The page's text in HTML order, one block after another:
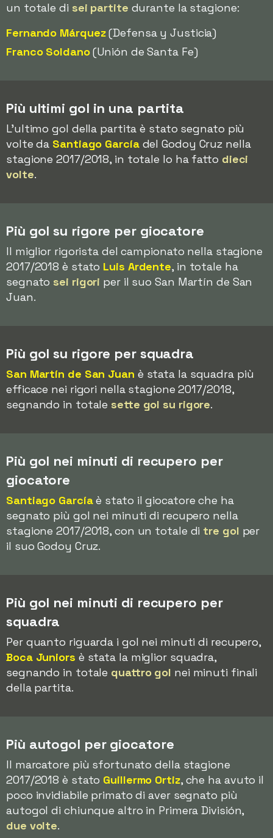
un totale di sei partite durante la stagione:
Fernando Márquez(Defensa y Justicia)
Franco Soldano(Unión de Santa Fe)
Più ultimi gol in una partita
L'ultimo gol della partita è stato segnato più
volte da Santiago Garcíadel Godoy Cruz nella
stagione 2017/2018, in totale lo ha fatto dieci
volte.
Più gol su rigore per giocatore
Il miglior rigorista del campionato nella stagione
2017/2018 è stato Luis Ardente, in totale ha
segnato sei rigori per il suo San Martín de San
Juan.
Più gol su rigore per squadra
San Martín de San Juan è stata la squadra più
efficace nei rigori nella stagione 2017/2018,
segnando in totalesette gol su rigore.
Più gol nei minuti di recupero per
giocatore
Santiago Garcíaè stato il giocatore che ha
segnato più gol nei minuti di recupero nella
stagione 2017/2018, con un totale di tre gol per
il suo Godoy Cruz.
Più gol nei minuti di recupero per
squadra
Per quanto riguarda i gol nei minuti di recupero,
Boca Juniors è stata la miglior squadra,
segnando in totale quattro gol nei minuti finali
della partita.
Più autogol per giocatore
Il marcatore più sfortunato della stagione
2017/2018 è stato Guillermo Ortiz, che ha avuto il
poco invidiabile primato di aver segnato più
autogol di chiunque altro in Primera División,
due volte.